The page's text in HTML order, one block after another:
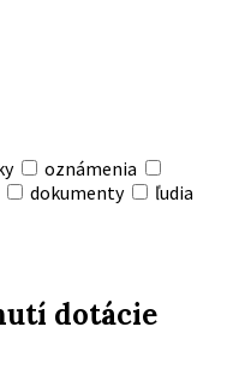
oznámenia
dokumenty ľudia
dotácie